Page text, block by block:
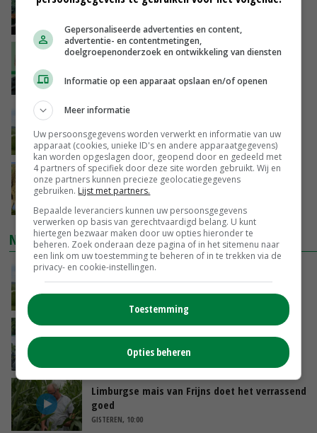
je gelukkig van wordt’
‘De droogte begint ver voor de grens bij
VANDAAG, 11:00
POAH!: John Deere 7730
VANDAAG, 10:00
Geen vee meer op Noord-Hollandse zeedijken
door aanhoudende droogte
NIEUWSTE VIDEO'S
POAH!: John Deere 7730
Oekraïne-vlogger Kees Huizinga: ‘Bezoek van
GISTEREN, 12:00
Limburgse mais van Frijns doet het verrassend
goed
GISTEREN, 10:00
Gepersonaliseerde advertenties en content,
advertentie- en contentmetingen,
doelgroepenonderzoek en ontwikkeling van diensten
Informatie op een apparaat opslaan en/of openen
Meer informatie
Uw persoonsgegevens worden verwerkt en informatie van uw
apparaat (cookies, unieke ID's en andere apparaatgegevens)
kan worden opgeslagen door, geopend door en gedeeld met
4 partners of specifiek door deze site worden gebruikt. Wij en
onze partners kunnen precieze geolocatiegegevens
gebruiken. Lijst met partners.
Bepaalde leveranciers kunnen uw persoonsgegevens
verwerken op basis van gerechtvaardigd belang. U kunt
hiertegen bezwaar maken door uw opties hieronder te
beheren. Zoek onderaan deze pagina of in het sitemenu naar
een link om uw toestemming te beheren of in te trekken via de
privacy- en cookie-instellingen.
Toestemming
Opties beheren